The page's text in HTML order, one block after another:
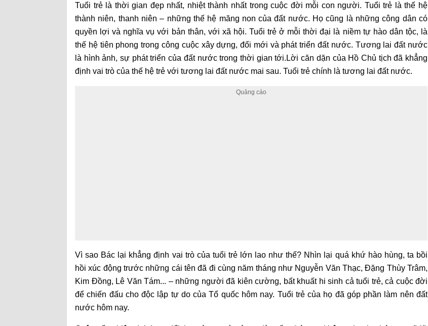
Tuổi trẻ là thời gian đẹp nhất, nhiệt thành nhất trong cuộc đời mỗi con người. Tuổi trẻ là thế hệ
thành niên, thanh niên – những thế hệ măng non của đất nước. Họ cũng là những công dân có
quyền lợi và nghĩa vụ với bản thân, với xã hội. Tuổi trẻ ở mỗi thời đại là niềm tự hào dân tộc, là
thế hệ tiên phong trong công cuộc xây dựng, đổi mới và phát triển đất nước. Tương lai đất nước
là hình ảnh, sự phát triển của đất nước trong thời gian tới.Lời căn dặn của Hồ Chủ tịch đã khẳng
định vai trò của thế hệ trẻ với tương lai đất nước mai sau. Tuổi trẻ chính là tương lai đất nước.
Vì sao Bác lại khẳng định vai trò của tuổi trẻ lớn lao như thế? Nhìn lại quá khứ hào hùng, ta bồi
hồi xúc động trước những cái tên đã đi cùng năm tháng như Nguyễn Văn Thạc, Đặng Thùy Trâm,
Kim Đồng, Lê Văn Tám... – những người đã kiên cường, bất khuất hi sinh cả tuổi trẻ, cả cuộc đời
để chiến đấu cho độc lập tự do của Tổ quốc hôm nay. Tuổi trẻ của họ đã góp phần làm nên đất
nước hôm nay.